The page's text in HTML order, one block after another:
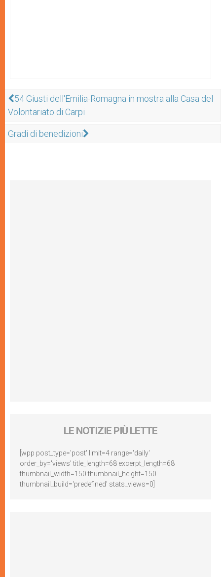
54 Giusti dell'Emilia-Romagna in mostra alla Casa del
Volontariato di Carpi
Gradi di benedizioni
LE NOTIZIE PIÙ LETTE
[wpp post_type='post' limit=4 range='daily'
order_by='views' title_length=68 excerpt_length=68
thumbnail_width=150 thumbnail_height=150
thumbnail_build='predefined' stats_views=0]